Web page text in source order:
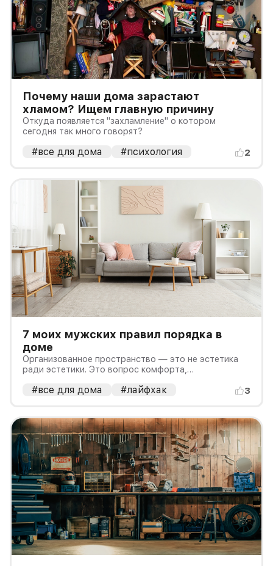
Почему наши дома зарастают
хламом? Ищем главную причину
Откуда появляется "захламление" о котором
сегодня так много говорят?
#все для дома #психология 2
7 моих мужских правил порядка в
доме
Организованное пространство — это не эстетика
ради эстетики. Это вопрос комфорта,
#все для дома #лайфхак 3